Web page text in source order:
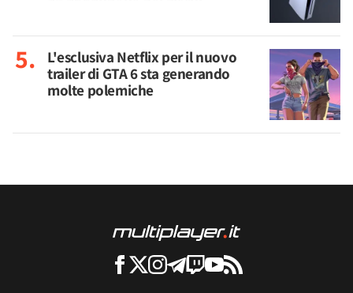
L'esclusiva Netflix per il nuovo
trailer di GTA 6 sta generando
molte polemiche